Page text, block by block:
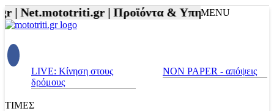
| Net.mototriti.gr | Προϊόντα & Υπηρεσίες |
MENU
LIVE: Κίνηση στους
δρόμους
NON PAPER - απόψεις
ΤΙΜΕΣ